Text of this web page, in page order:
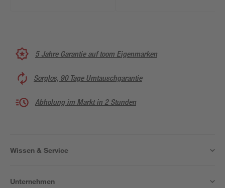
5 Jahre Garantie auf toom Eigenmarken
Sorglos, 90 Tage Umtauschgarantie
Abholung im Markt in 2 Stunden
Wissen & Service
Unternehmen